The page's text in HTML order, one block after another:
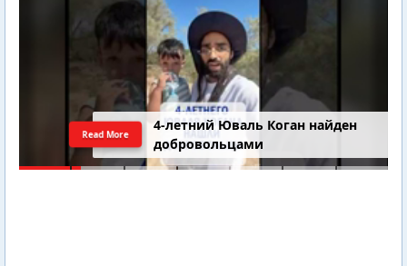
4-летний Юваль Коган найден
добровольцами
Read More